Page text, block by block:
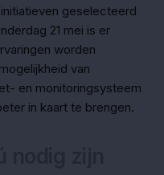
geselecteerd
21 mei is er
worden
van
en monitoringsysteem
in kaart te brengen.